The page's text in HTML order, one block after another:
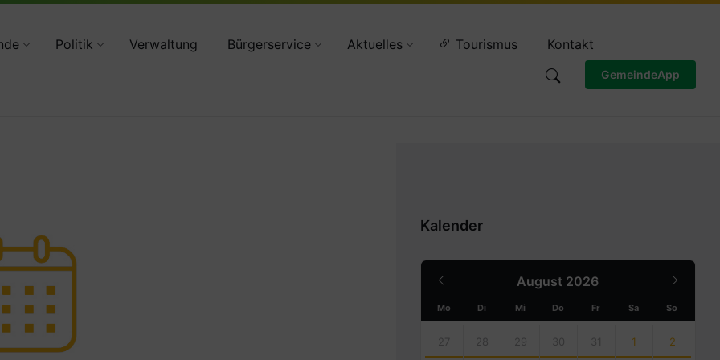
Politik Verwaltung Bürgerservice Aktuelles Tourismus Kontakt
GemeindeApp
Kalender
August 2026
Month
Mo Di Mi Do Fr Sa So
calendar
days
27 28 29 30 31 1 2